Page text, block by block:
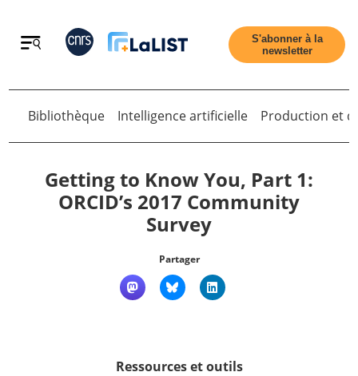
Retour
S'abonner à la
newsletter
Retour
Bibliothèque Intelligence artificielle Production et
Getting to Know You, Part 1:
ORCID’s 2017 Community
Survey
Partager
Ressources et outils